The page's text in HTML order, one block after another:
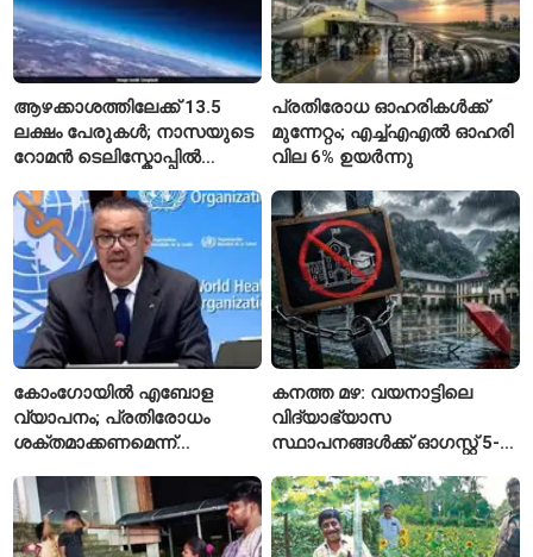
ആഴക്കാശത്തിലേക്ക് 13.5
ലക്ഷം പേരുകൾ; നാസയുടെ
റോമൻ ടെലിസ്കോപ്പിൽ
പ്രതിരോധ ഓഹരികൾക്ക്
മുന്നേറ്റം; എച്ച്എഎൽ ഓഹരി
വില 6% ഉയർന്നു
കോംഗോയിൽ എബോള
വ്യാപനം; പ്രതിരോധം
ശക്തമാക്കണമെന്ന്
കനത്ത മഴ: വയനാട്ടിലെ
വിദ്യാഭ്യാസ
സ്ഥാപനങ്ങൾക്ക് ഓഗസ്റ്റ് 5-ന്